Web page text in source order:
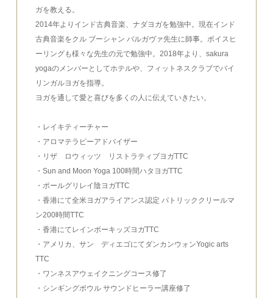
ガを教える。
2014年よりインド古典音楽、ナダヨガを勉強中。現在インド
古典音楽をクル ブーシャン バルガヴァ先生に師事。ボイスヒ
ーリングも様々な先生の元で勉強中。2018年より、sakura
yogaのメンバーとしてホテルや、フィットネスクラブでバイ
リンガルヨガを指導。
ヨガを通して愛と喜びを多くの人に伝えていきたい。
・レイキティーチャー
・アロマテラピーアドバイザー
・リザ ロウィッツ リストラティブヨガTTC
・Sun and Moon Yoga 100時間ハタヨガTTC
・ポールグリレイ陰ヨガTTC
・香港にて全米ヨガアライアンス認定 パトリッククリールマ
ン200時間TTC
・香港にてレインボーキッズヨガTTC
・アメリカ、サン ディエゴにてダンカンウォンYogic arts
TTC
・ワンネスアウェイクニングコース修了
・シンギングボウル サウンドヒーラー講座修了